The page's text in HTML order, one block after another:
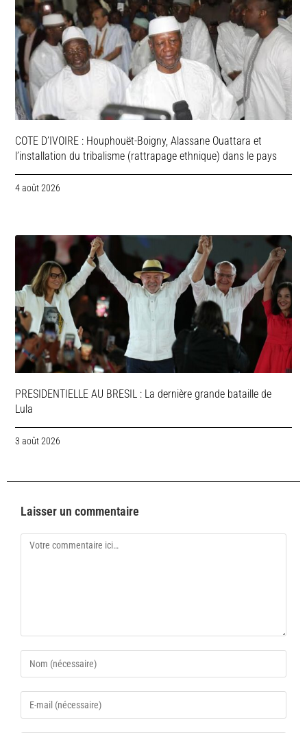
COTE D’IVOIRE : Houphouët-Boigny, Alassane Ouattara et
l’installation du tribalisme (rattrapage ethnique) dans le pays
4 août 2026
PRESIDENTIELLE AU BRESIL : La dernière grande bataille de
Lula
3 août 2026
Laisser un commentaire